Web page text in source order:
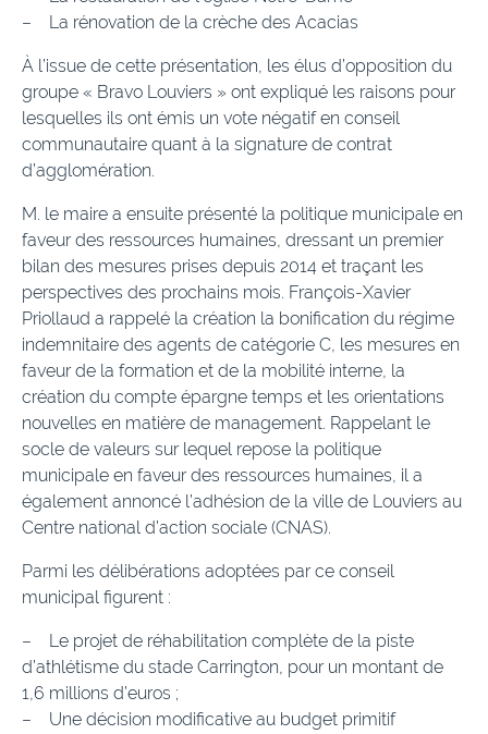
– La rénovation de la crèche des Acacias
À l’issue de cette présentation, les élus d’opposition du
groupe « Bravo Louviers » ont expliqué les raisons pour
lesquelles ils ont émis un vote négatif en conseil
communautaire quant à la signature de contrat
d’agglomération.
M. le maire a ensuite présenté la politique municipale en
faveur des ressources humaines, dressant un premier
bilan des mesures prises depuis 2014 et traçant les
perspectives des prochains mois. François-Xavier
Priollaud a rappelé la création la bonification du régime
indemnitaire des agents de catégorie C, les mesures en
faveur de la formation et de la mobilité interne, la
création du compte épargne temps et les orientations
nouvelles en matière de management. Rappelant le
socle de valeurs sur lequel repose la politique
municipale en faveur des ressources humaines, il a
également annoncé l’adhésion de la ville de Louviers au
Centre national d’action sociale (CNAS).
Parmi les délibérations adoptées par ce conseil
municipal figurent :
– Le projet de réhabilitation complète de la piste
d’athlétisme du stade Carrington, pour un montant de
1,6 millions d’euros ;
– Une décision modificative au budget primitif